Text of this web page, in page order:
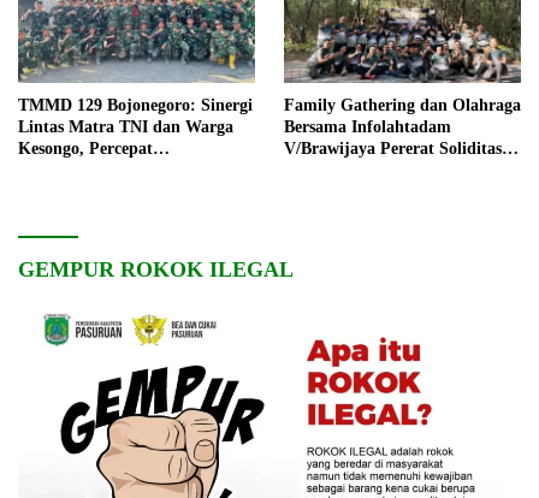
TMMD 129 Bojonegoro: Sinergi
Lintas Matra TNI dan Warga
Kesongo, Percepat
Family Gathering dan Olahraga
Bersama Infolahtadam
V/Brawijaya Pererat Soliditas
GEMPUR ROKOK ILEGAL